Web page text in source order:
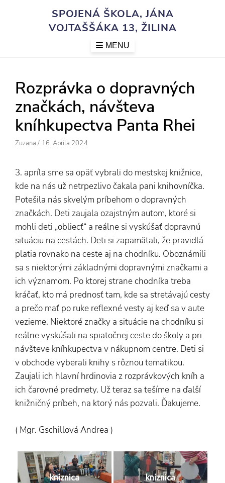
SPOJENÁ ŠKOLA, JÁNA
VOJTAŠŠÁKA 13, ŽILINA
MENU
Rozprávka o dopravných
značkách, návšteva
kníhkupectva Panta Rhei
Author
Zuzana / Posted
16. Apríla 2024
3. apríla sme sa opäť vybrali do mestskej knižnice,
kde na nás už netrpezlivo čakala pani knihovníčka.
Potešila nás skvelým príbehom o dopravných
značkách. Deti zaujala ozajstným autom, ktoré si
mohli deti „obliecť“ a reálne si vyskúšať dopravnú
situáciu na cestách. Deti si zapamätali, že pravidlá
platia rovnako na ceste aj na chodníku. Oboznámili
sa s niektorými základnými dopravnými značkami a
ich významom. Po ktorej strane chodníka treba
kráčať, kto má prednosť tam, kde sa stretávajú cesty
a prečo mať po ruke reflexné vesty aj keď sa v aute
vezieme. Niektoré značky a situácie na chodníku si
reálne vyskúšali na spiatočnej ceste do školy a pri
návšteve kníhkupectva v nákupnom centre. Deti si
v obchode vyberali knihy s rôznou tematikou.
Zaujali ich hlavní hrdinovia z rozprávkových kníh a
ich čarovné predmety. Už teraz sa tešíme na ďalší
knižničný príbeh, na ktorý nás pozvali. Ďakujeme.
( Mgr. Gschillová Andrea )
kniznica kniznica